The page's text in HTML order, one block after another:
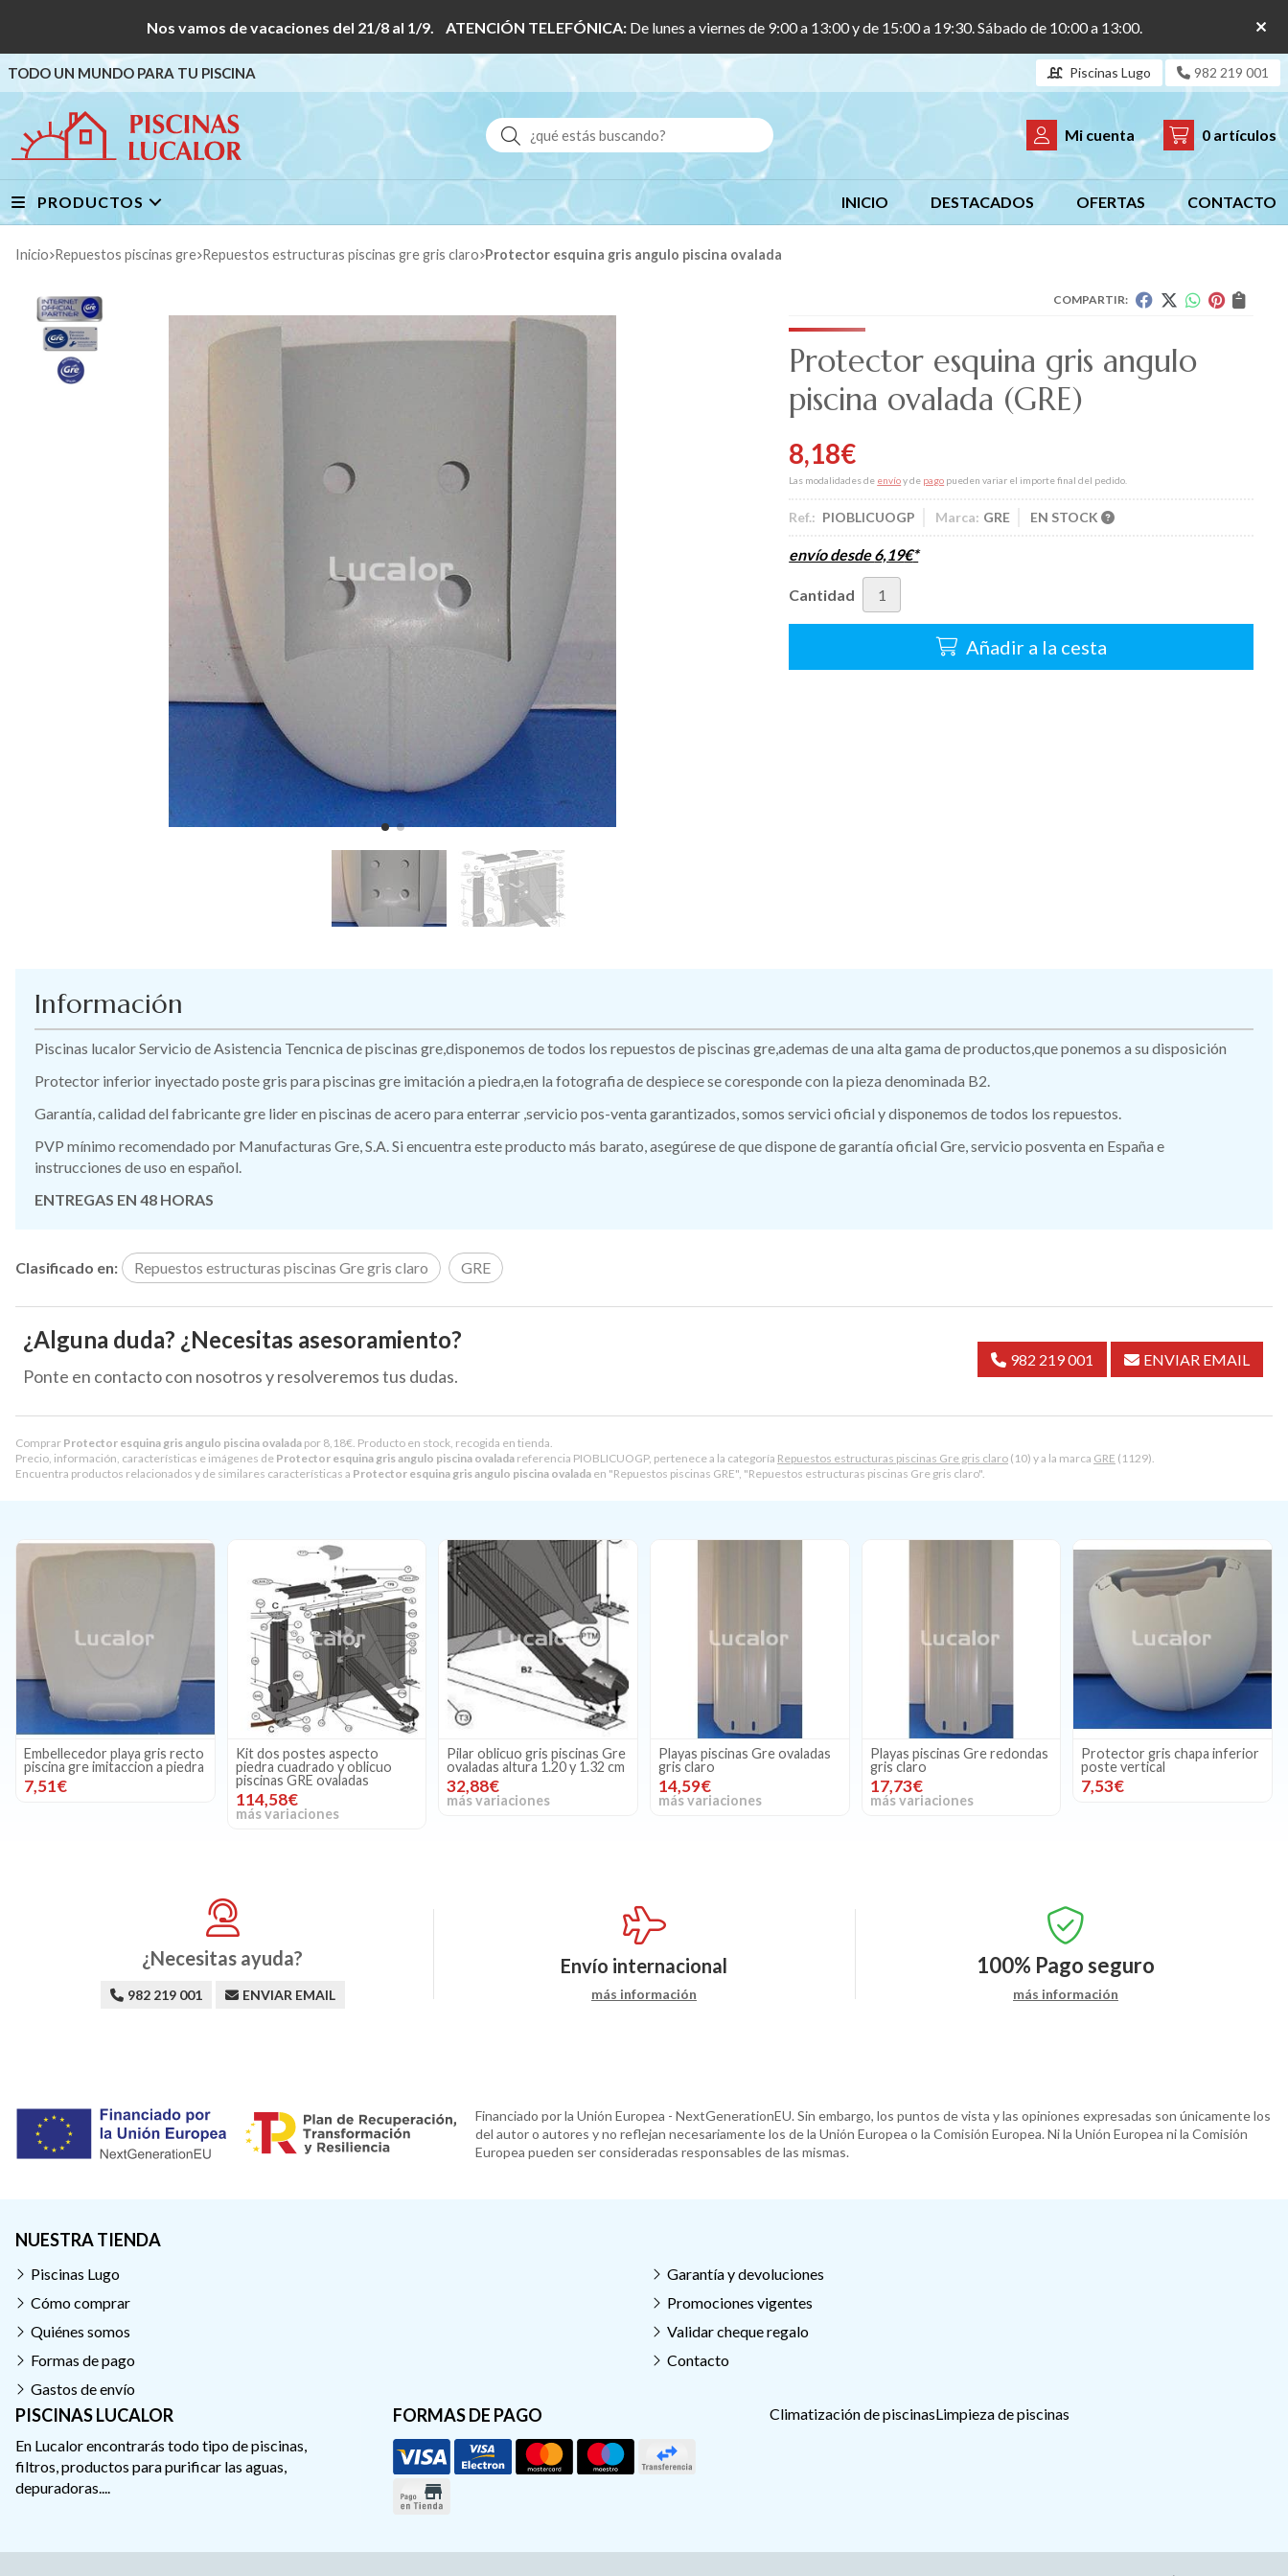
Nos vamos de vacaciones del 21/8 al 1/9. ATENCIÓN TELEFÓNICA: De lunes a viernes de 9:00 a 13:00 y de 15:00 a 19:30. Sábado de 10:00 a 13:00.
TODO UN MUNDO PARA TU PISCINA Piscinas Lugo 982 219 001
Buscar Mi cuenta 0 artículos
PRODUCTOS INICIO DESTACADOS OFERTAS CONTACTO
Inicio repuestos piscinas gre repuestos estructuras piscinas gre gris claro Protector esquina gris angulo piscina ovalada
COMPARTIR:
Protector esquina gris angulo
piscina ovalada (GRE)
8,18€
Las modalidades de envíoy de pago pueden variar el importe final del pedido.
Ref.: PIOBLICUOGP Marca: GRE EN STOCK
envío desde6,19€*
Cantidad
Añadir a la cesta
Comprar Protector esquina gris angulo piscina ovalada por 8,18€. Producto en stock, recogida en tienda.
Precio, información, características e imágenes de Protector esquina gris angulo piscina ovalada referencia PIOBLICUOGP, pertenece a la categoría Repuestos estructuras piscinas Gre gris claro (10) y a la marca GRE (1129).
Encuentra productos relacionados y de similares características a Protector esquina gris angulo piscina ovalada en "Repuestos piscinas GRE", "Repuestos estructuras piscinas Gre gris claro".
Información
Piscinas lucalor Servicio de Asistencia Tencnica de piscinas gre,disponemos de todos los repuestos de piscinas gre,ademas de una alta gama de productos,que ponemos a su disposición
Protector inferior inyectado poste gris para piscinas gre imitación a piedra,en la fotografia de despiece se coresponde con la pieza denominada B2.
Garantía, calidad del fabricante gre lider en piscinas de acero para enterrar ,servicio pos-venta garantizados, somos servici oficial y disponemos de todos los repuestos.
PVP mínimo recomendado por Manufacturas Gre, S.A. Si encuentra este producto más barato, asegúrese de que dispone de garantía oficial Gre, servicio posventa en España e
instrucciones de uso en español.
ENTREGAS EN 48 HORAS
Clasificado en: Repuestos estructuras piscinas Gre gris claro GRE
¿Alguna duda? ¿Necesitas asesoramiento?
Ponte en contacto con nosotros y resolveremos tus dudas.
982 219 001 ENVIAR EMAIL
Embellecedor playa gris recto
piscina gre imitaccion a piedra
7,51€
Kit dos postes aspecto
piedra cuadrado y oblicuo
piscinas GRE ovaladas
114,58€
más variaciones
Pilar oblicuo gris piscinas Gre
ovaladas altura 1.20 y 1.32 cm
32,88€
más variaciones
Playas piscinas Gre ovaladas
gris claro
14,59€
más variaciones
Playas piscinas Gre redondas
gris claro
17,73€
más variaciones
Protector gris chapa inferior
poste vertical
7,53€
¿Necesitas ayuda?
982 219 001 ENVIAR EMAIL
Envío internacional
más información
100% Pago seguro
más información
Financiado por la Unión Europea - NextGenerationEU. Sin embargo, los puntos de vista y las opiniones expresadas son únicamente los
del autor o autores y no reflejan necesariamente los de la Unión Europea o la Comisión Europea. Ni la Unión Europea ni la Comisión
Europea pueden ser consideradas responsables de las mismas.
PISCINAS LUCALOR
En Lucalor encontrarás todo tipo de piscinas,
filtros, productos para purificar las aguas,
depuradoras....
FORMAS DE PAGO
NUESTRA TIENDA
Piscinas Lugo
Cómo comprar
Quiénes somos
Formas de pago
Gastos de envío
Garantía y devoluciones
Promociones vigentes
Validar cheque regalo
Contacto
Climatización de piscinasLimpieza de piscinas